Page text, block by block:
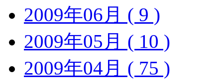
2009年06月 ( 9 )
2009年05月 ( 10 )
2009年04月 ( 75 )